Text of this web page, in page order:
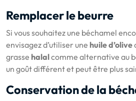
Remplacer le beurre
Si vous souhaitez une béchamel
envisagez d’utiliser une huile d’olive
grasse halalcomme alternative au
un goût différent et peut être plus
Conservation de la